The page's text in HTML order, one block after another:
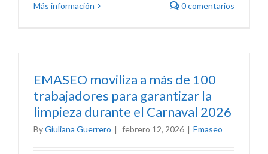
Más información 0 comentarios
EMASEO moviliza a más de 100
trabajadores para garantizar la
limpieza durante el Carnaval 2026
ByGiuliana Guerrero | febrero 12, 2026 | Emaseo